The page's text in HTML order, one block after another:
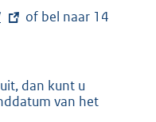
of bel naar 14
dan kunt u
van het